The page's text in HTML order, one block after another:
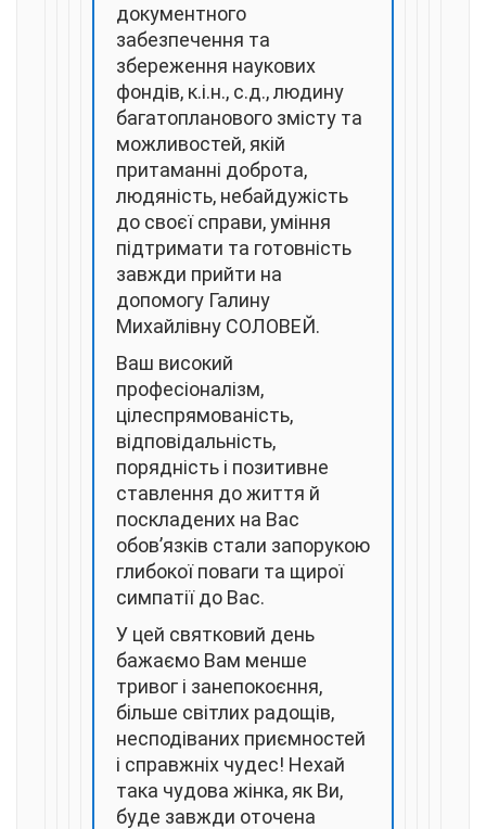
документного
забезпечення та
збереження наукових
фондів, к.і.н., с.д., людину
багатопланового змісту та
можливостей, якій
притаманні доброта,
людяність, небайдужість
до своєї справи, уміння
підтримати та готовність
завжди прийти на
допомогу Галину
Михайлівну СОЛОВЕЙ.
Ваш високий
професіоналізм,
цілеспрямованість,
відповідальність,
порядність і позитивне
ставлення до життя й
поскладених на Вас
обов’язків стали запорукою
глибокої поваги та щирої
симпатії до Вас.
У цей святковий день
бажаємо Вам менше
тривог і занепокоєння,
більше світлих радощів,
несподіваних приємностей
і справжніх чудес! Нехай
така чудова жінка, як Ви,
буде завжди оточена